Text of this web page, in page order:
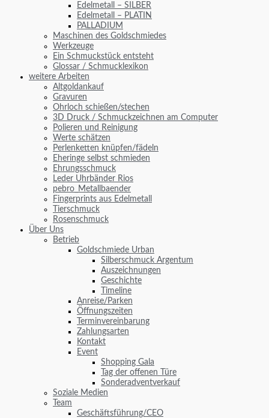
Edelmetall – SILBER
Edelmetall – PLATIN
PALLADIUM
Maschinen des Goldschmiedes
Werkzeuge
Ein Schmuckstück entsteht
Glossar / Schmucklexikon
weitere Arbeiten
Altgoldankauf
Gravuren
Ohrloch schießen/stechen
3D Druck / Schmuckzeichnen am Computer
Polieren und Reinigung
Werte schätzen
Perlenketten knüpfen/fädeln
Eheringe selbst schmieden
Ehrungsschmuck
Leder Uhrbänder Rios
pebro_Metallbaender
Fingerprints aus Edelmetall
Tierschmuck
Rosenschmuck
Über Uns
Betrieb
Goldschmiede Urban
Silberschmuck Argentum
Auszeichnungen
Geschichte
Timeline
Anreise/Parken
Öffnungszeiten
Terminvereinbarung
Zahlungsarten
Kontakt
Event
Shopping Gala
Tag der offenen Türe
Sonderadventverkauf
Soziale Medien
Team
Geschäftsführung/CEO